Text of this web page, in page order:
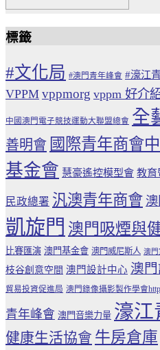
標籤
#文化局 #澳門青年峰會 #濠江
VPPM vppmorg vppm 好介
中國澳門電子競技運動大聯盟總會 全
善明會 國際青年商會
基金會 慧豪遙控模型會 教育
民政總署 汎澳青年商會
凱旋門 澳門吸煙與
比賽匯演 澳門基金會 澳門威尼斯人 澳門
枝谷創意空間 澳門設計中心 澳
貿易投資促進局 澳門錄像攝影製作學會
青年峰會 澳門音樂力量 濠江
健康生活協會 牛房倉庫